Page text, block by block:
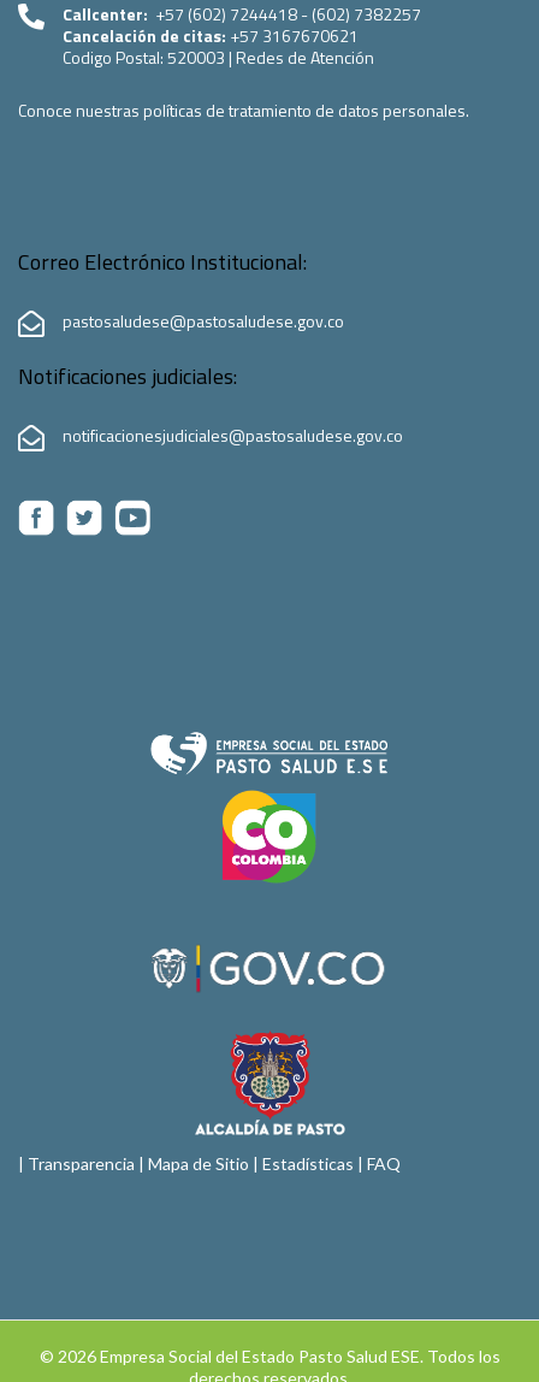
Callcenter: +57 (602) 7244418 - (602) 7382257
Cancelación de citas: +57 3167670621
Codigo Postal:520003 | Redes de Atención
Conoce nuestras políticas de tratamiento de datos personales.
Correo Electrónico Institucional:
pastosaludese@pastosaludese.gov.co
Notificaciones judiciales:
notificacionesjudiciales@pastosaludese.gov.co
| Transparencia | Mapa de Sitio | Estadísticas | FAQ
© 2026 Empresa Social del Estado Pasto Salud ESE. Todos los